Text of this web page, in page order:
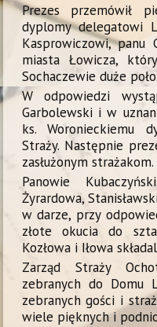
Prezes przemówił
dyplomy delegatowi
Kasprowiczowi, panu
miasta Łowicza,
Sochaczewie duże
W odpowiedzi
Garbolewski i w
ks. Woronieckiemu
Straży. Następnie
zasłużonym strażakom.
Panowie
Żyrardowa,
w darze, przy
złote okucia do
Kozłowa i Iłowa
Zarząd Straży
zebranych do Domu
zebranych gości i
wiele pięknych i